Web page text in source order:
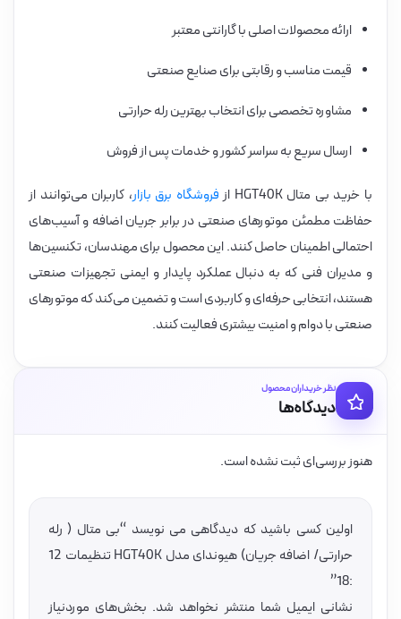
ارائه محصولات اصلی با گارانتی معتبر
قیمت مناسب و رقابتی برای صنایع صنعتی
مشاوره تخصصی برای انتخاب بهترین رله حرارتی
ارسال سریع به سراسر کشور و خدمات پس از فروش
با خرید بی متال HGT40K از فروشگاه برق بازار، کاربران می‌توانند از
حفاظت مطمئن موتورهای صنعتی در برابر جریان اضافه و آسیب‌های
احتمالی اطمینان حاصل کنند. این محصول برای مهندسان، تکنسین‌ها
و مدیران فنی که به دنبال عملکرد پایدار و ایمنی تجهیزات صنعتی
هستند، انتخابی حرفه‌ای و کاربردی است و تضمین می‌کند که موتورهای
صنعتی با دوام و امنیت بیشتری فعالیت کنند.
نظر خریداران محصول
دیدگاه‌ها
هنوز بررسی‌ای ثبت نشده است.
اولین کسی باشید که دیدگاهی می نویسد “بی متال ( رله
حرارتی/ اضافه جریان) هیوندای مدل HGT40K تنظیمات 12
:18”
نشانی ایمیل شما منتشر نخواهد شد. بخش‌های موردنیاز